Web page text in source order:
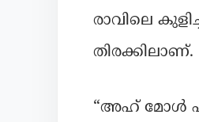
രാവിലെ
തിരക്കിലാണ്.
“അഹ് മോൾ